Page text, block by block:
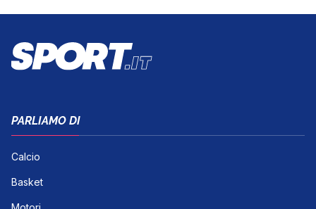
PARLIAMO DI
Calcio
Basket